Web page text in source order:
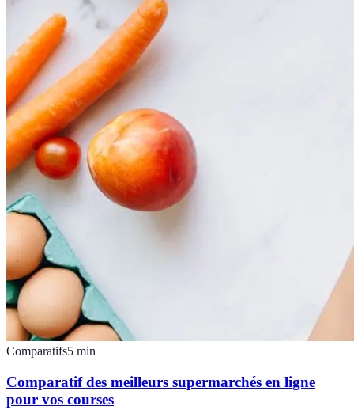
Comparatifs5 min
Comparatif des meilleurs supermarchés en ligne
pour vos courses